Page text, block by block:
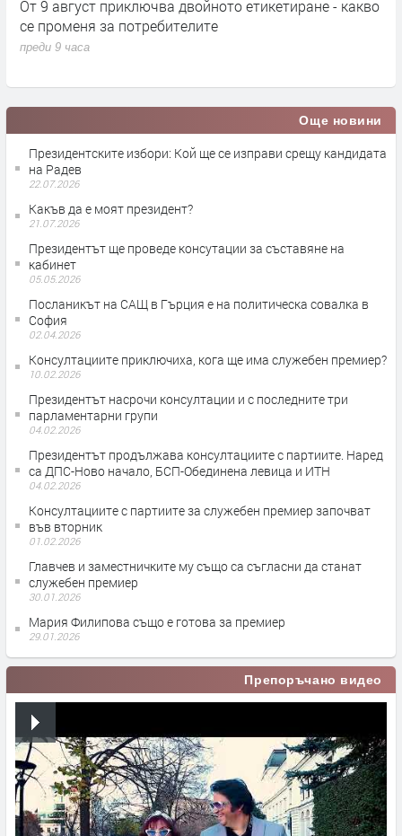
От 9 август приключва двойното етикетиране - какво
се променя за потребителите
преди 9 часа
Още новини
Президентските избори: Кой ще се изправи срещу кандидата
на Радев
22.07.2026
Какъв да е моят президент?
21.07.2026
Президентът ще проведе консутации за съставяне на
кабинет
05.05.2026
Посланикът на САЩ в Гърция е на политическа совалка в
София
02.04.2026
Консултациите приключиха, кога ще има служебен премиер?
10.02.2026
Президентът насрочи консултации и с последните три
парламентарни групи
04.02.2026
Президентът продължава консултациите с партиите. Наред
са ДПС-Ново начало, БСП-Обединена левица и ИТН
04.02.2026
Консултациите с партиите за служебен премиер започват
във вторник
01.02.2026
Главчев и заместничките му също са съгласни да станат
служебен премиер
30.01.2026
Мария Филипова също е готова за премиер
29.01.2026
Препоръчано видео